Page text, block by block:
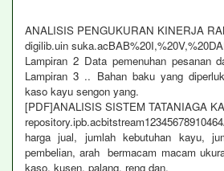
ANALISIS PENGUKURAN KINERJA
digilib.uin
Lampiran 2 Data pemenuhan pesanan
Lampiran 3 .. Bahan baku yang
kaso kayu sengon yang.
[PDF]ANALISIS SISTEM TATANIAGA
harga jual, jumlah kebutuhan kayu,
pembelian, arah bermacam macam
kaso, kusen, palang, reng dan.